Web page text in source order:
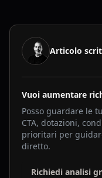
Articolo
Vuoi aumentare
Posso guardare le
CTA, dotazioni,
prioritari per
diretto.
Richiedi analisi